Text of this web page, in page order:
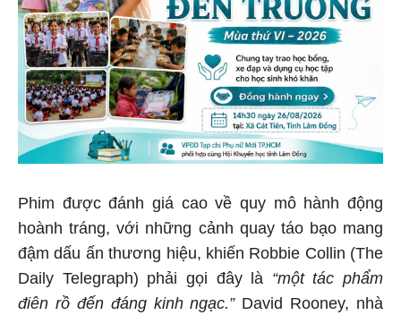
Phim được đánh giá cao về quy mô hành động
hoành tráng, với những cảnh quay táo bạo mang
đậm dấu ấn thương hiệu, khiến Robbie Collin (The
Daily Telegraph) phải gọi đây là “một tác phẩm
điên rồ đến đáng kinh ngạc.”David Rooney, nhà